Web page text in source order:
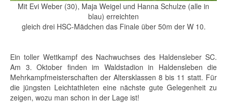
Mit Evi Weber (30), Maja Weigel und Hanna Schulze (alle in
blau) erreichten
gleich drei HSC-Mädchen das Finale über 50m der W 10.
Ein toller Wettkampf des Nachwuchses des Haldensleber SC.
Am 3. Oktober finden im Waldstadion in Haldensleben die
Mehrkampfmeisterschaften der Altersklassen 8 bis 11 statt. Für
die jüngsten Leichtathleten eine nächste gute Gelegenheit zu
zeigen, wozu man schon in der Lage ist!